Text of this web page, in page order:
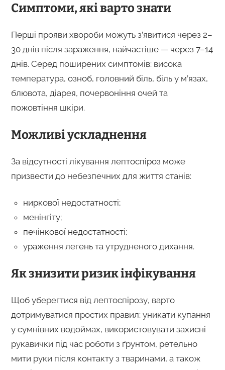
Симптоми, які варто знати
Перші прояви хвороби можуть з’явитися через 2–
30 днів після зараження, найчастіше — через 7–14
днів. Серед поширених симптомів: висока
температура, озноб, головний біль, біль у м’язах,
блювота, діарея, почервоніння очей та
пожовтіння шкіри.
Можливі ускладнення
За відсутності лікування лептоспіроз може
призвести до небезпечних для життя станів:
ниркової недостатності;
менінгіту;
печінкової недостатності;
ураження легень та утрудненого дихання.
Як знизити ризик інфікування
Щоб уберегтися від лептоспірозу, варто
дотримуватися простих правил: уникати купання
у сумнівних водоймах, використовувати захисні
рукавички під час роботи з ґрунтом, ретельно
мити руки після контакту з тваринами, а також